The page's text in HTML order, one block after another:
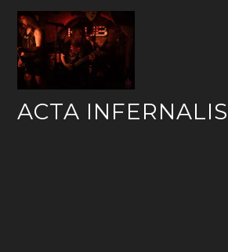
Skip
content
ACTA INFERNALIS